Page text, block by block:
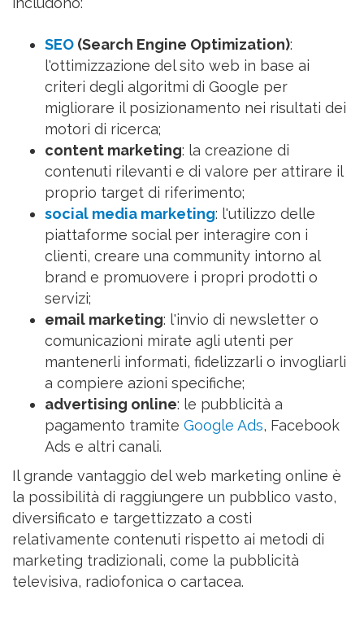
SEO (Search Engine Optimization):
l'ottimizzazione del sito web in base ai
criteri degli algoritmi di Google per
migliorare il posizionamento nei risultati dei
motori di ricerca;
content marketing: la creazione di
contenuti rilevanti e di valore per attirare il
proprio target di riferimento;
social media marketing: l'utilizzo delle
piattaforme social per interagire con i
clienti, creare una community intorno al
brand e promuovere i propri prodotti o
servizi;
email marketing: l'invio di newsletter o
comunicazioni mirate agli utenti per
mantenerli informati, fidelizzarli o invogliarli
a compiere azioni specifiche;
advertising online: le pubblicità a
pagamento tramite Google Ads, Facebook
Ads e altri canali.
Il grande vantaggio del web marketing online è
la possibilità di raggiungere un pubblico vasto,
diversificato e targettizzato a costi
relativamente contenuti rispetto ai metodi di
marketing tradizionali, come la pubblicità
televisiva, radiofonica o cartacea.